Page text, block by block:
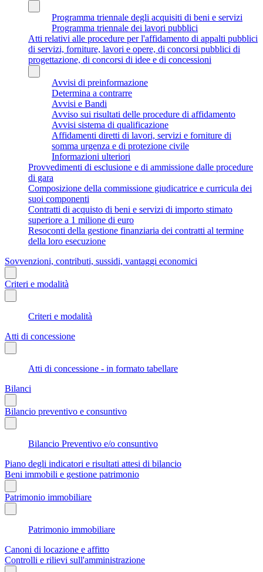
Programma triennale degli acquisiti di beni e servizi
Programma triennale dei lavori pubblici
Atti relativi alle procedure per l'affidamento di appalti pubblici
di servizi, forniture, lavori e opere, di concorsi pubblici di
progettazione, di concorsi di idee e di concessioni
Avvisi di preinformazione
Determina a contrarre
Avvisi e Bandi
Avviso sui risultati delle procedure di affidamento
Avvisi sistema di qualificazione
Affidamenti diretti di lavori, servizi e forniture di
somma urgenza e di protezione civile
Informazioni ulteriori
Provvedimenti di esclusione e di ammissione dalle procedure
di gara
Composizione della commissione giudicatrice e curricula dei
suoi componenti
Contratti di acquisto di beni e servizi di importo stimato
superiore a 1 milione di euro
Resoconti della gestione finanziaria dei contratti al termine
della loro esecuzione
Sovvenzioni, contributi, sussidi, vantaggi economici
Criteri e modalità
Criteri e modalità
Atti di concessione
Atti di concessione - in formato tabellare
Bilanci
Bilancio preventivo e consuntivo
Bilancio Preventivo e/o consuntivo
Piano degli indicatori e risultati attesi di bilancio
Beni immobili e gestione patrimonio
Patrimonio immobiliare
Patrimonio immobiliare
Canoni di locazione e affitto
Controlli e rilievi sull'amministrazione